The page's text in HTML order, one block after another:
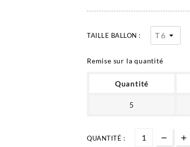
TAILLE BALLON :
Remise sur la quantité
Quantité
5
QUANTITÉ :